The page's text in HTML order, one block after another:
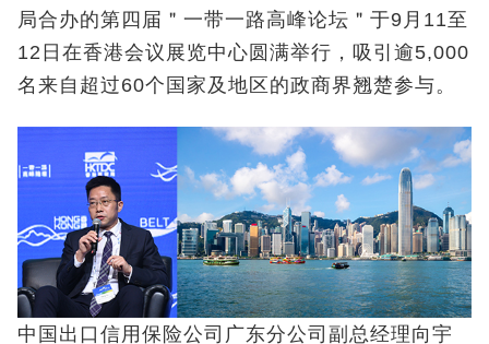
局合办的第四届＂一带一路高峰论坛＂于9月11至
12日在香港会议展览中心圆满举行，吸引逾5,000
名来自超过60个国家及地区的政商界翘楚参与。
中国出口信用保险公司广东分公司副总经理向宇